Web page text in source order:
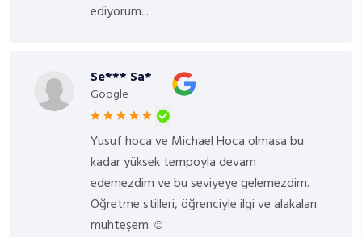
ediyorum...
Se*** Sa*
Google
Yusuf hoca ve Michael Hoca olmasa bu
kadar yüksek tempoyla devam
edemezdim ve bu seviyeye gelemezdim.
Öğretme stilleri, öğrenciyle ilgi ve alakaları
muhteşem ☺